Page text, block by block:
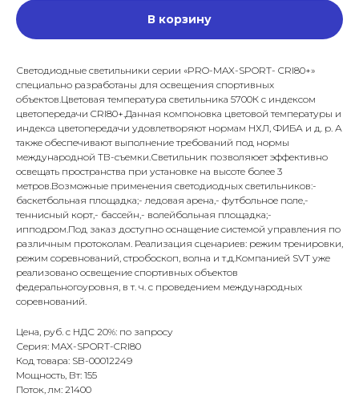
В корзину
Светодиодные светильники серии «PRO-MAX-SPORT- CRI80+»
специально разработаны для освещения спортивных
объектов.Цветовая температура светильника 5700К с индексом
цветопередачи CRI80+.Данная компоновка цветовой температуры и
индекса цветопередачи удовлетворяют нормам НХЛ, ФИБА и д. р. А
также обеспечивают выполнение требований под нормы
международной ТВ-съемки.Светильник позволяюет эффективно
освещать пространства при установке на высоте более 3
метров.Возможные применения светодиодных светильников:-
баскетбольная площадка;- ледовая арена,- футбольное поле,-
теннисный корт,- бассейн,- волейбольная площадка;-
ипподром.Под заказ доступно оснащение системой управления по
различным протоколам. Реализация сценариев: режим тренировки,
режим соревнований, стробоскоп, волна и т.д.Компанией SVT уже
реализовано освещение спортивных объектов
федеральногоуровня, в т. ч. с проведением международных
соревнований.
Цена, руб. с НДС 20%: по запросу
Серия: MAX-SPORT-CRI80
Код товара: SB-00012249
Мощность, Вт: 155
Поток, лм: 21400